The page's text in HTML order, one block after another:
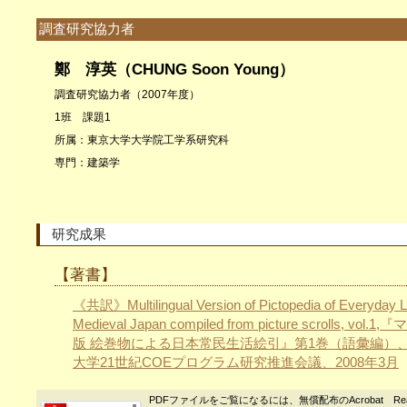
調査研究協力者
鄭 淳英（CHUNG Soon Young）
調査研究協力者（2007年度）
1班 課題1
所属：東京大学大学院工学系研究科
専門：建築学
研究成果
【著書】
《共訳》Multilingual Version of Pictopedia of Everyday
Medieval Japan compiled from picture scrolls, vol.1,『
版 絵巻物による日本常民生活絵引』第1巻（語彙編）
大学21世紀COEプログラム研究推進会議、2008年3月
PDFファイルをご覧になるには、無償配布のAcrobat